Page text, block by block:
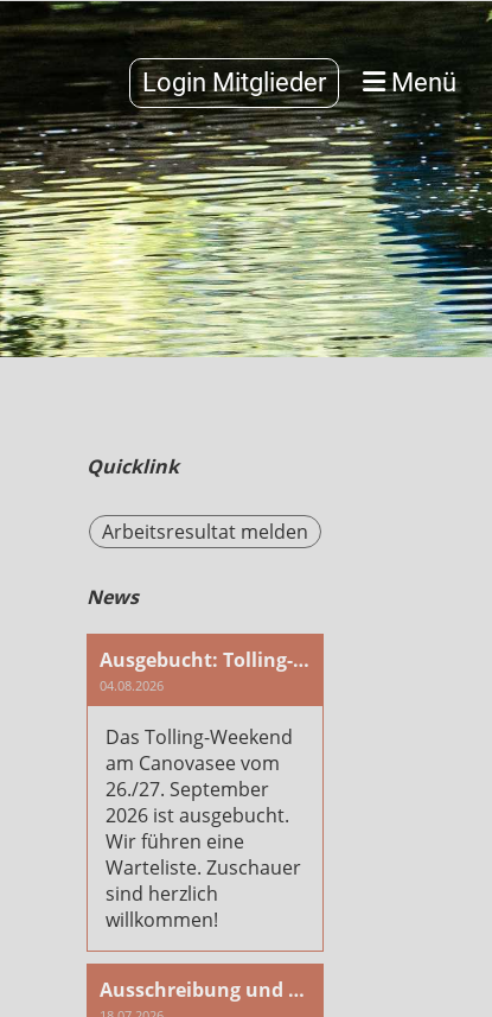
Login Mitglieder Menü
Quicklink
Arbeitsresultat melden
News
Ausgebucht: Tolling-Weekend am Canovasee
04.08.2026
Das Tolling-Weekend
am Canovasee vom
26./27. September
2026 ist ausgebucht.
Wir führen eine
Warteliste. Zuschauer
sind herzlich
willkommen!
Ausschreibung und Anmeldung Plausch- und Arbeitstag 2026